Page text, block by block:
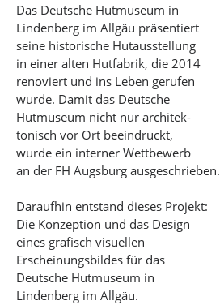
Das Deutsche Hutmuseum in
Lindenberg im Allgäu präsentiert
seine historische Hutausstellung
in einer alten Hutfabrik, die 2014
renoviert und ins Leben gerufen
wurde. Damit das Deutsche
Hutmuseum nicht nur architek-
tonisch vor Ort beeindruckt,
wurde ein interner Wettbewerb
an der FH Augsburg ausgeschrieben.
Daraufhin entstand dieses Projekt:
Die Konzeption und das Design
eines grafisch visuellen
Erscheinungsbildes für das
Deutsche Hutmuseum in
Lindenberg im Allgäu.